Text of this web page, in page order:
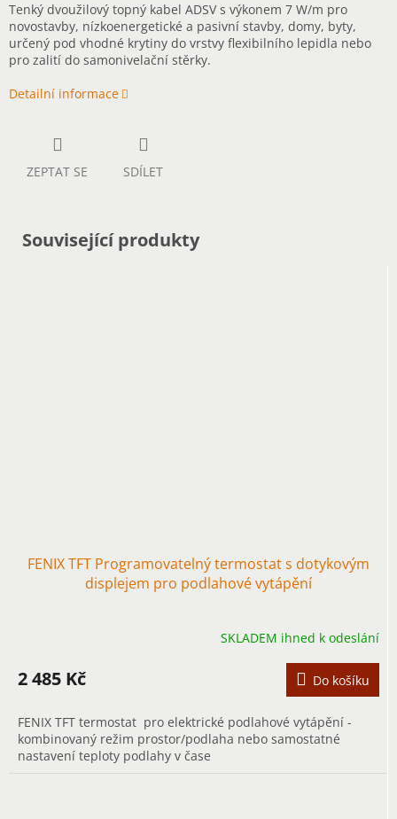
Tenký dvoužilový topný kabel ADSV s výkonem 7 W/m pro
novostavby, nízkoenergetické a pasivní stavby, domy, byty,
určený pod vhodné krytiny do vrstvy flexibilního lepidla nebo
pro zalití do samonivelační stěrky.
Detailní informace
ZEPTAT SE SDÍLET
Související produkty
FENIX TFT Programovatelný termostat s dotykovým
displejem pro podlahové vytápění
SKLADEM ihned k odeslání
2 485 Kč Do košíku
FENIX TFT termostat pro elektrické podlahové vytápění -
kombinovaný režim prostor/podlaha nebo samostatné
nastavení teploty podlahy v čase